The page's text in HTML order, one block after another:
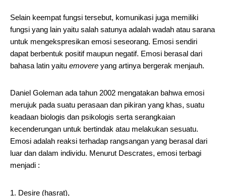
Selain keempat fungsi tersebut, komunikasi juga memiliki
fungsi yang lain yaitu salah satunya adalah wadah atau sarana
untuk mengekspresikan emosi seseorang. Emosi sendiri
dapat berbentuk positif maupun negatif. Emosi berasal dari
bahasa latin yaitu emovere yang artinya bergerak menjauh.
Daniel Goleman ada tahun 2002 mengatakan bahwa emosi
merujuk pada suatu perasaan dan pikiran yang khas, suatu
keadaan biologis dan psikologis serta serangkaian
kecenderungan untuk bertindak atau melakukan sesuatu.
Emosi adalah reaksi terhadap rangsangan yang berasal dari
luar dan dalam individu. Menurut Descrates, emosi terbagi
menjadi :
Desire (hasrat),